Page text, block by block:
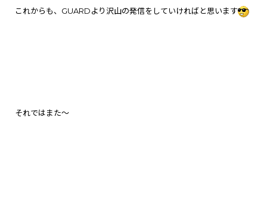
これからも、GUARDより沢山の発信をしていければと思います
それではまた～